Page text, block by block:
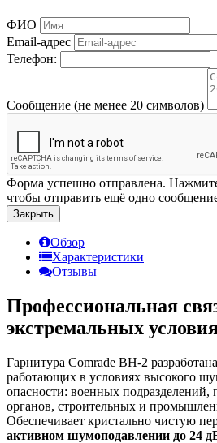
ФИО
Email-адрес
Телефон:
Сообщение (не менее 20 символов)
Форма успешно отправлена.
чтобы отправить ещё одно
Закрыть
Обзор
Характеристики
Отзывы
Профессиональная
экстремальных
Гарнитура Comrade BH-2
работающих в условиях высокого
опасности: военных подразделений,
органов, строительных и
Обеспечивает кристально чистую
активном шумоподавлении до 24